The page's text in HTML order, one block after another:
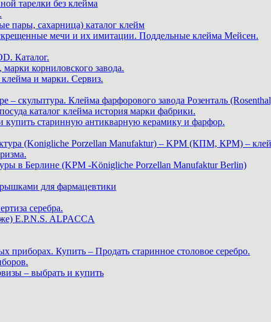
тарелки без клейма
пары, сахарница) каталог клейм
мечи и их имитации. Поддельные клейма Мейсен.
Каталог.
корниловского завода.
и марки. Сервиз.
– скульптура. Клейма фарфорового завода Розенталь
каталог клейма история марки фабрики.
купить старинную антикварную керамику и фарфор.
(Konigliche Porzellan Manufaktur) – KPM (КПМ, КРМ) –
в Берлине (KPM -Königliche Porzellan Manufaktur Berlin)
для фармацевтики
серебра.
E.P.N.S. ALPACCA
приборах. Купить – Продать старинное столовое серебро.
– выбрать и купить